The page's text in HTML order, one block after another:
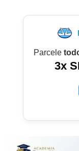
Parcele
3x